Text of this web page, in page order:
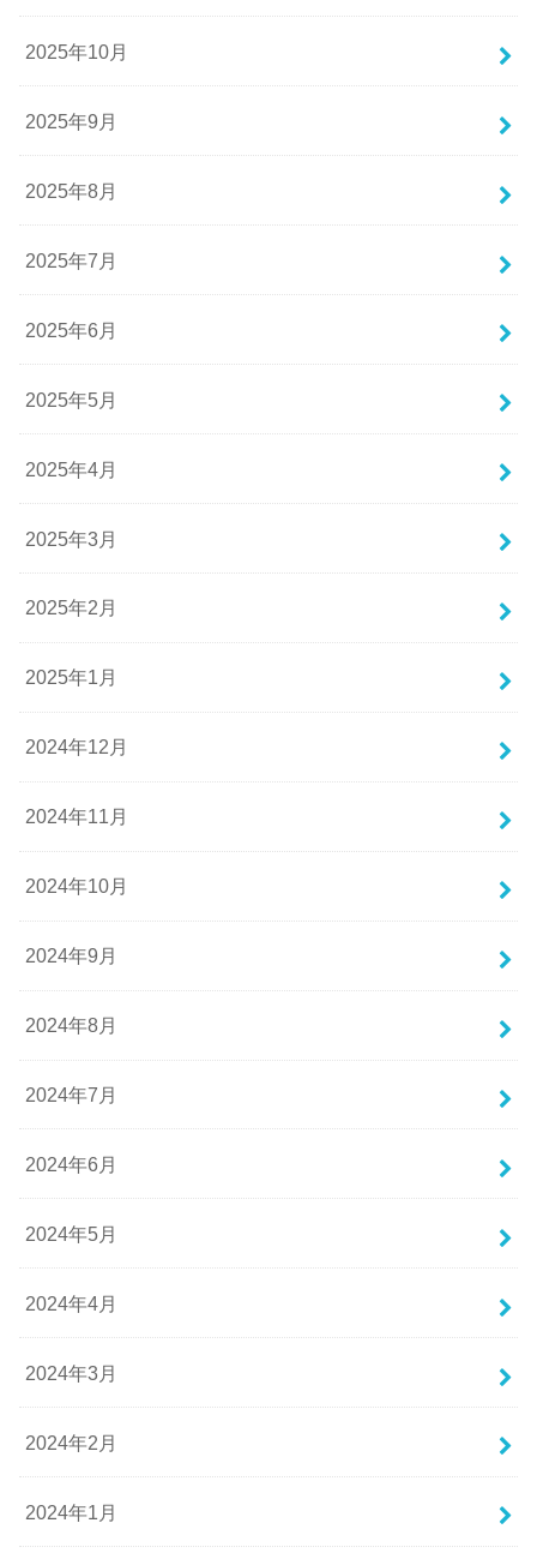
2025年10月
2025年9月
2025年8月
2025年7月
2025年6月
2025年5月
2025年4月
2025年3月
2025年2月
2025年1月
2024年12月
2024年11月
2024年10月
2024年9月
2024年8月
2024年7月
2024年6月
2024年5月
2024年4月
2024年3月
2024年2月
2024年1月